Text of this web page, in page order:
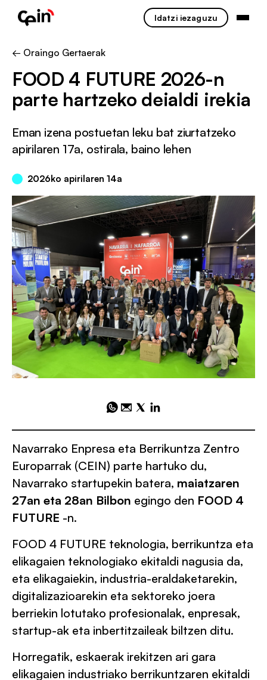
Idatzi iezaguzu
← Oraingo Gertaerak
FOOD 4 FUTURE 2026-n
parte hartzeko deialdi irekia
Eman izena postuetan leku bat ziurtatzeko
apirilaren 17a, ostirala, baino lehen
2026ko apirilaren 14a
Navarrako Enpresa eta Berrikuntza Zentro
Europarrak (CEIN) parte hartuko du,
Navarrako startupekin batera, maiatzaren
27an eta 28an Bilbon egingo den FOOD 4
FUTURE -n.
FOOD 4 FUTURE teknologia, berrikuntza eta
elikagaien teknologiako ekitaldi nagusia da,
eta elikagaiekin, industria-eraldaketarekin,
digitalizazioarekin eta sektoreko joera
berriekin lotutako profesionalak, enpresak,
startup-ak eta inbertitzaileak biltzen ditu.
Horregatik, eskaerak irekitzen ari gara
elikagaien industriako berrikuntzaren ekitaldi